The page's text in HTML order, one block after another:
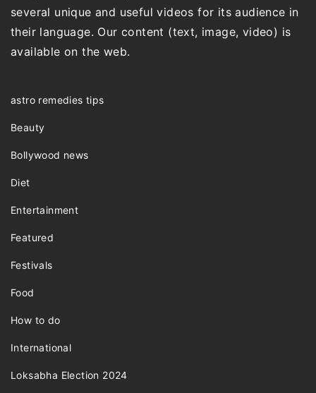
several unique and useful videos for its audience in
their language. Our content (text, image, video) is
available on the web.
astro remedies tips
Beauty
Bollywood news
Diet
Entertainment
Featured
Festivals
Food
How to do
International
Loksabha Election 2024